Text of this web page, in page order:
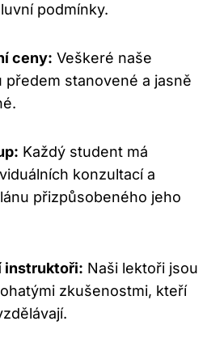
⁢podmínky.
ceny: Veškeré naše
předem stanovené ⁤a jasně
Každý student má
konzultací ⁢a
přizpůsobeného jeho
instruktoři: ​Naši lektoři jsou
⁤zkušenostmi, kteří